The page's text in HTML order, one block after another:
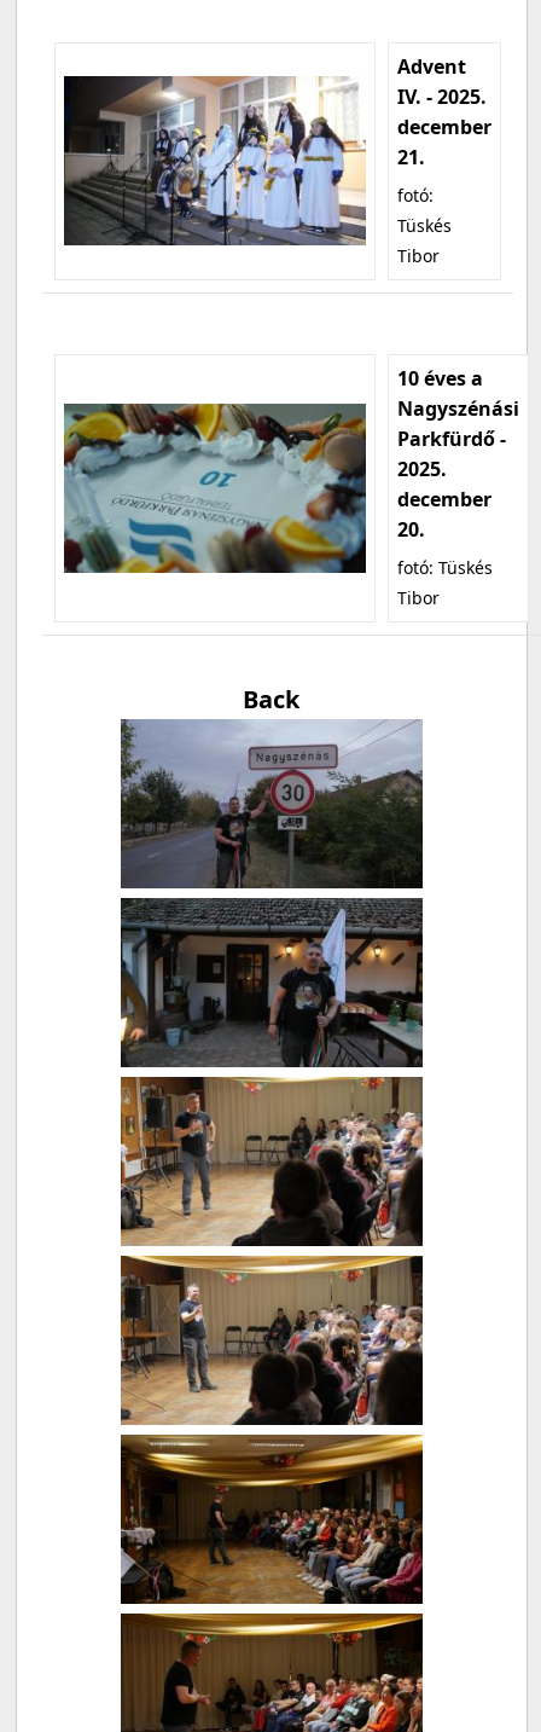
Advent
IV. - 2025.
december
21.
fotó:
Tüskés
Tibor
10 éves a
Nagyszénási
Parkfürdő -
2025.
december
20.
fotó: Tüskés
Tibor
Back